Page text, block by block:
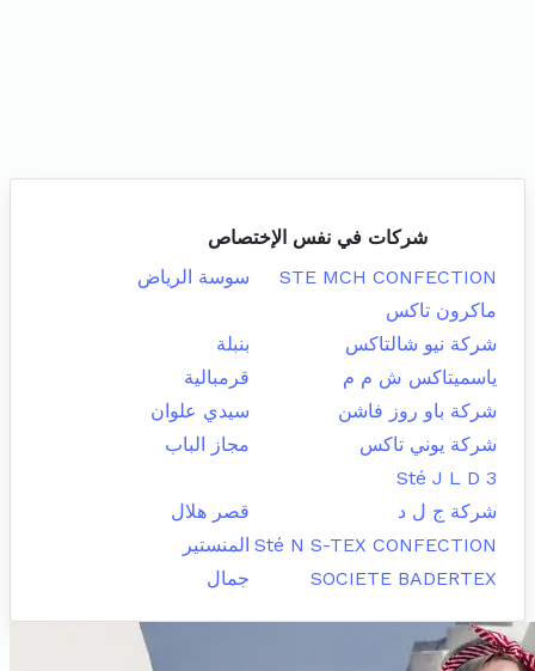
شركات في نفس الإختصاص
STE MCH CONFECTION
سوسة الرياض
ماكرون تاكس
شركة نيو شالتاكس
بنبلة
ياسميتاكس ش م م
قرمبالية
شركة باو روز فاشن
سيدي علوان
شركة يوني تاكس
مجاز الباب
Sté J L D 3
شركة ج ل د
قصر هلال
Sté N S-TEX CONFECTION المنستير
SOCIETE BADERTEX
جمال